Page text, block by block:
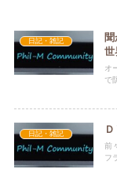
日記・雑記
世
オ
で
日記・雑記
前
フ